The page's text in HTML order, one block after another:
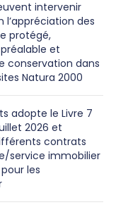
intervenir
des
protégé,
et
conservation dans
Natura 2000
adopte le Livre 7
2026 et
contrats
service immobilier
les